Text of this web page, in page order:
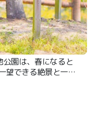
園は、春になると
望できる絶景と一緒